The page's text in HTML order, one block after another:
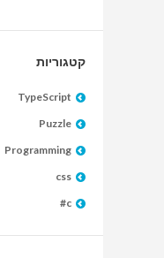
קטגוריות
TypeScript
Puzzle
Programming
css
c#